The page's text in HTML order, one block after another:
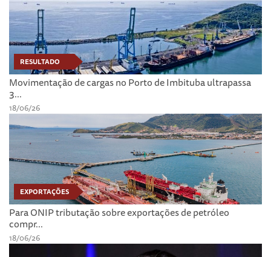
RESULTADO
Movimentação de cargas no Porto de Imbituba ultrapassa
3...
18/06/26
EXPORTAÇÕES
Para ONIP tributação sobre exportações de petróleo
compr...
18/06/26